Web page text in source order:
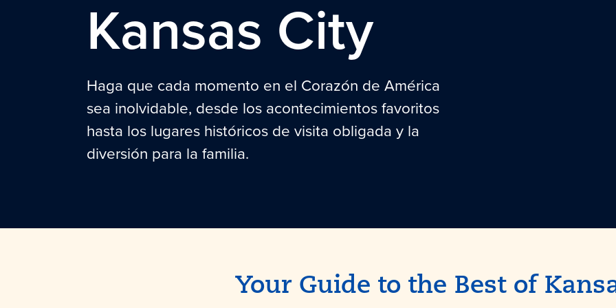
Kansas City
Haga que cada momento en el Corazón de América
sea inolvidable, desde los acontecimientos favoritos
hasta los lugares históricos de visita obligada y la
diversión para la familia.
Your Guide to the Best of